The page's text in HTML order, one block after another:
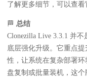
了解更多细节，可以查看
🏁 总结
Clonezilla Live 3.3.1 并
底层强化升级。它重点
性，让系统在复杂部署
盘复制或批量装机，这个